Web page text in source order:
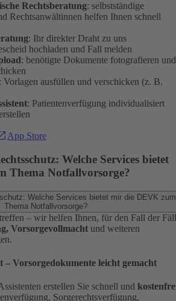
Rechtsberatung: selbstständige
Rechtsanwältinnen helfen Ihnen schnell
: Ihr direkter Draht zu uns
hochladen und Fall melden
: benötigte Dokumente fotografieren und
: Vorlagen ausfüllen und verschicken (z. B.
: Patientenverfügung individualisiert
App Store
Welche Services bietet
Thema Notfallvorsorge?
Welche Services bietet mir die DEVK zum
Thema Notfallvorsorge?
– wir helfen Ihnen, für den Fall der
Vorsorgevollmacht und weiteren
– Vorsorgedokumente leicht gemacht
erstellen Sie schnell und
Sorgerechtsverfügung,